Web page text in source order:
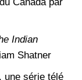
Canada par
Indian
Shatner
une série télé